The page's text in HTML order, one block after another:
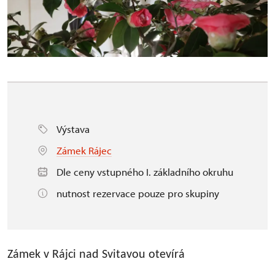
Výstava
Zámek Rájec
Dle ceny vstupného I. základního okruhu
nutnost rezervace pouze pro skupiny
Zámek v Rájci nad Svitavou otevírá